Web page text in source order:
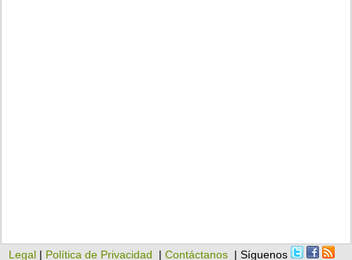
Legal | Política de Privacidad |Contáctanos | Síguenos